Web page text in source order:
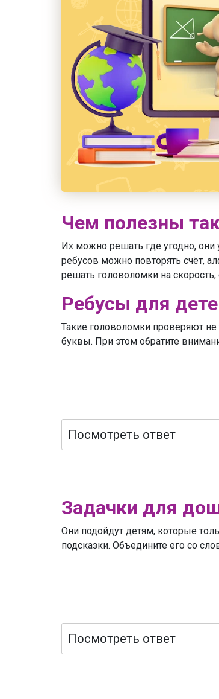
Чем полезны
Их можно решать где угодно, они
ребусов можно повторять счёт,
решать головоломки на
Ребусы для
Такие головоломки проверяют не
буквы. При этом обратите
Посмотреть ответ
Задачки для
Они подойдут детям, которые
подсказки. Объедините его со
Посмотреть ответ